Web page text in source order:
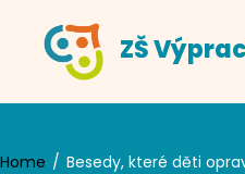
content
ZŠ
Home Besedy, které děti